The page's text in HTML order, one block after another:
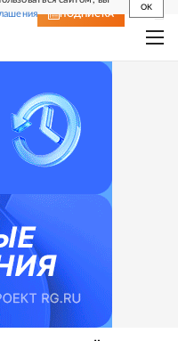
OK
ПОДПИСКА